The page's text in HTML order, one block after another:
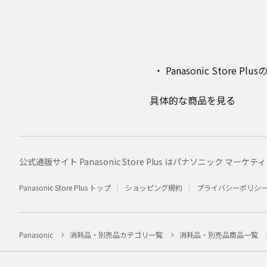
Panasonic Store Plus
具体的な商品を見る
公式通販サイト Panasonic Store Plus はパナソニック マーケテ
Panasonic Store Plus トップ ショッピング規約 プライバシーポリシー
Panasonic 消耗品・別売品カテゴリ一覧 消耗品・別売品商品一覧